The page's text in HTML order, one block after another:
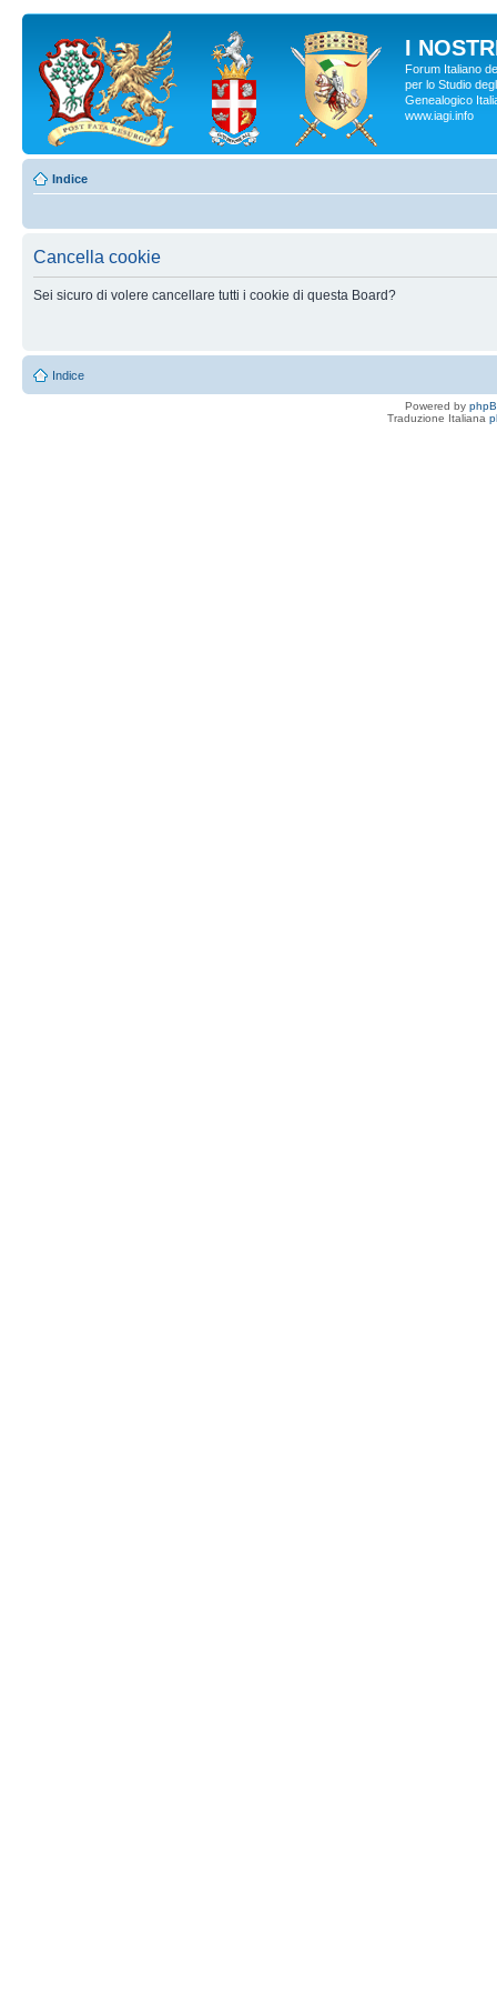
I
Forum Italiano
per lo Studio
Genealogico
www.iagi.info
Indice
Cancella cookie
Sei sicuro di volere cancellare tutti i cookie di questa Board?
Indice
Powered by
Traduzione Italiana